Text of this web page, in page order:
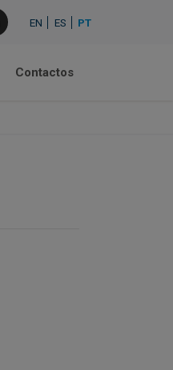
EN ES PT
Contactos